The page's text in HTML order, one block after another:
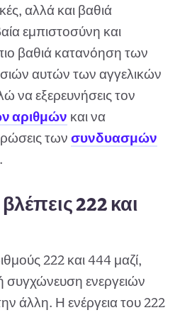
αλλά και βαθιά
εμπιστοσύνη και
βαθιά κατανόηση των
αυτών των αγγελικών
να εξερευνήσεις τον
αριθμών και να
των συνδυασμών
.
222 και
222 και 444 μαζί,
συγχώνευση ενεργειών
άλλη. Η ενέργεια του 222